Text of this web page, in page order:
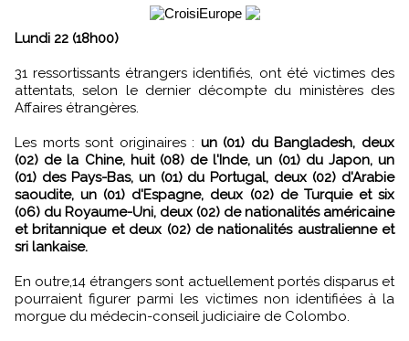
Lundi 22 (18h00)
31 ressortissants étrangers identifiés, ont été victimes des
attentats, selon le dernier décompte du ministères des
Affaires étrangères.
Les morts sont originaires : un (01) du Bangladesh, deux
(02) de la Chine, huit (08) de l'Inde, un (01) du Japon, un
(01) des Pays-Bas, un (01) du Portugal, deux (02) d'Arabie
saoudite, un (01) d'Espagne, deux (02) de Turquie et six
(06) du Royaume-Uni, deux (02) de nationalités américaine
et britannique et deux (02) de nationalités australienne et
sri lankaise.
En outre,14 étrangers sont actuellement portés disparus et
pourraient figurer parmi les victimes non identifiées à la
morgue du médecin-conseil judiciaire de Colombo.